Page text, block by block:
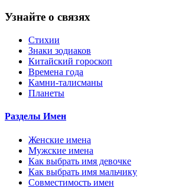
Узнайте о связях
Стихии
Знаки зодиаков
Китайский гороскоп
Времена года
Камни-талисманы
Планеты
Разделы Имен
Женские имена
Мужские имена
Как выбрать имя девочке
Как выбрать имя мальчику
Совместимость имен